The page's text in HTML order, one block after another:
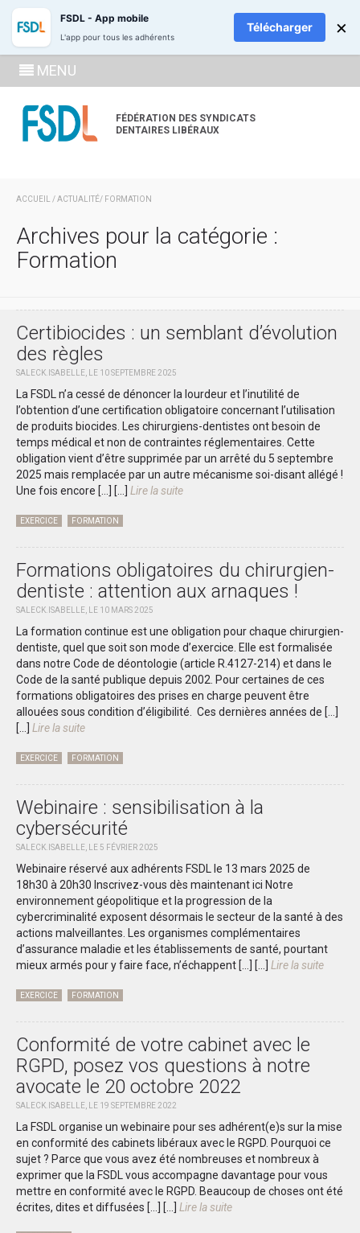
FÉDÉRATION DES SYNDICATS
DENTAIRES LIBÉRAUX
ADHÉREZ
MENU
ACCUEIL /ACTUALITÉ/ FORMATION
Archives pour la catégorie :
Formation
Certibiocides : un semblant d’évolution
des règles
SALECK.ISABELLE, LE 10 SEPTEMBRE 2025
La FSDL n’a cessé de dénoncer la lourdeur et l’inutilité de
l’obtention d’une certification obligatoire concernant l’utilisation
de produits biocides. Les chirurgiens-dentistes ont besoin de
temps médical et non de contraintes réglementaires. Cette
obligation vient d’être supprimée par un arrêté du 5 septembre
2025 mais remplacée par un autre mécanisme soi-disant allégé !
Une fois encore […]
[...] Lire la suite
EXERCICE FORMATION
Formations obligatoires du chirurgien-
dentiste : attention aux arnaques !
SALECK.ISABELLE, LE 10 MARS 2025
La formation continue est une obligation pour chaque chirurgien-
dentiste, quel que soit son mode d’exercice. Elle est formalisée
dans notre Code de déontologie (article R.4127-214) et dans le
Code de la santé publique depuis 2002. Pour certaines de ces
formations obligatoires des prises en charge peuvent être
allouées sous condition d’éligibilité. Ces dernières années de […]
[...] Lire la suite
EXERCICE FORMATION
Webinaire : sensibilisation à la
cybersécurité
SALECK.ISABELLE, LE 5 FÉVRIER 2025
Webinaire réservé aux adhérents FSDL le 13 mars 2025 de
18h30 à 20h30 Inscrivez-vous dès maintenant ici Notre
environnement géopolitique et la progression de la
cybercriminalité exposent désormais le secteur de la santé à des
actions malveillantes. Les organismes complémentaires
d’assurance maladie et les établissements de santé, pourtant
mieux armés pour y faire face, n’échappent […]
[...] Lire la suite
EXERCICE FORMATION
Conformité de votre cabinet avec le
RGPD, posez vos questions à notre
avocate le 20 octobre 2022
SALECK.ISABELLE, LE 19 SEPTEMBRE 2022
La FSDL organise un webinaire pour ses adhérent(e)s sur la mise
en conformité des cabinets libéraux avec le RGPD. Pourquoi ce
sujet ? Parce que vous avez été nombreuses et nombreux à
exprimer que la FSDL vous accompagne davantage pour vous
mettre en conformité avec le RGPD. Beaucoup de choses ont été
écrites, dites et diffusées […]
[...] Lire la suite
FSDL - App mobile
L'app pour tous les adhérents
Télécharger ×